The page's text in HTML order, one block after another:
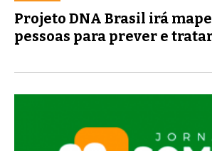
Projeto DNA Brasil irá
pessoas para prever e